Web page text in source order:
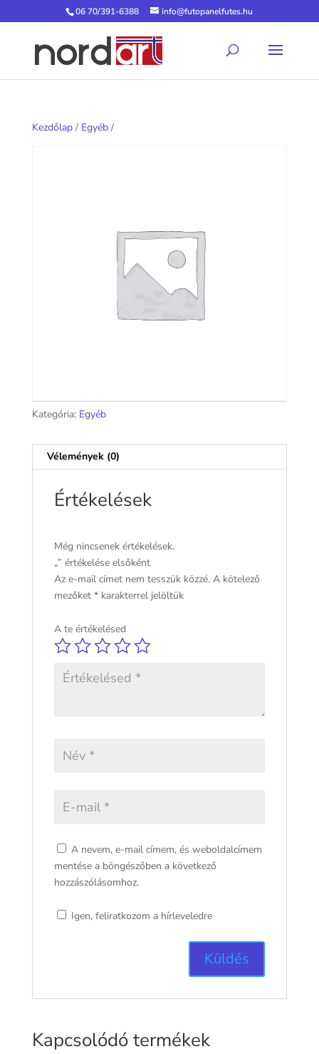
06 70/391-6388 info@futopanelfutes.hu
Kezdőlap/ Egyéb/
Kategória: Egyéb
Vélemények (0)
Értékelések
Még nincsenek értékelések.
„” értékelése elsőként
Az e-mail címet nem tesszük közzé. A kötelező
mezőket *karakterrel jelöltük
A te értékelésed
A nevem, e-mail címem, és weboldalcímem
mentése a böngészőben a következő
hozzászólásomhoz.
Igen, feliratkozom a hírleveledre
Kapcsolódó termékek